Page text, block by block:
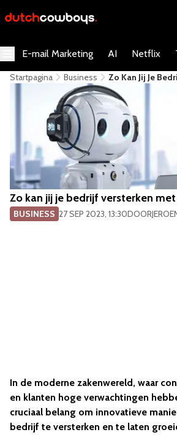
E-mail Marketing AI Netflix
Startpagina Business
​Zo Kan Jij Je
Chatbot
​Zo kan jij je bedrijf versterken
BUSINESS 27 SEP 2023, 13:30DOOR
In de moderne zakenwereld, waar
en klanten hoge verwachtingen
cruciaal belang om innovatieve
bedrijf te versterken en te laten